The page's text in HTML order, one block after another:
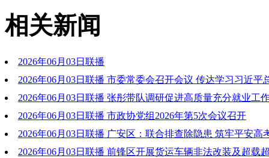
相关新闻
2026年06月03日联播
2026年06月03日联播 市委常委会召开会议 传达学习习近平
重要指示精神和中省有关会议文件精神 研究我市贯彻落实意见
2026年06月03日联播 张彤带队调研促进高质量充分就业工
持“三业”共育 强化精准服务 在高质量发展中培育更多就业增
2026年06月03日联播 市政协党组2026年第5次会议召开
2026年06月03日联播 广安区：联合排查除隐患 筑牢平安高
2026年06月03日联播 前锋区开展货运车辆非法改装及超载